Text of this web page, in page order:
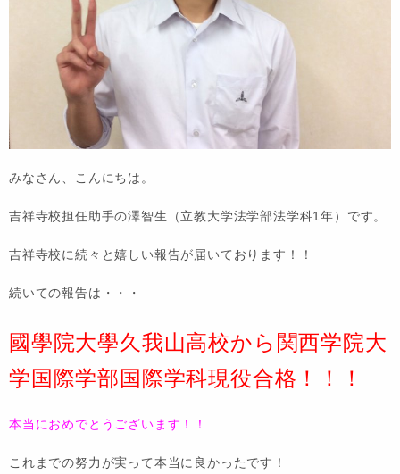
みなさん、こんにちは。
吉祥寺校担任助手の澤智生（立教大学法学部法学科1年）です。
吉祥寺校に続々と嬉しい報告が届いております！！
続いての報告は・・・
國學院大學久我山高校から関西学院大
学国際学部国際学科現役合格！！！
本当におめでとうございます！！
これまでの努力が実って本当に良かったです！